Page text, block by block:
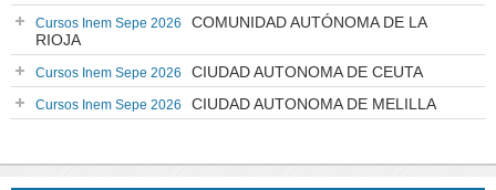
Cursos Inem Sepe 2026
COMUNIDAD AUTÓNOMA DE LA
RIOJA
Cursos Inem Sepe 2026 CIUDAD AUTONOMA DE CEUTA
Cursos Inem Sepe 2026 CIUDAD AUTONOMA DE MELILLA